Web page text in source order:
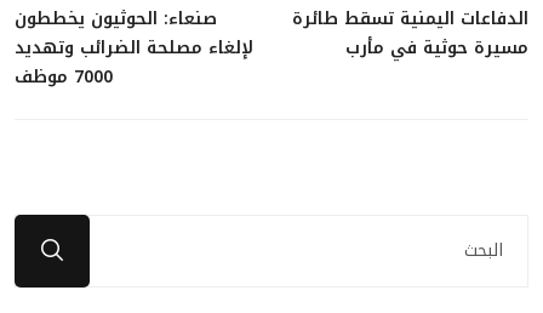
الدفاعات اليمنية تسقط طائرة
مسيرة حوثية في مأرب
صنعاء: الحوثيون يخططون
لإلغاء مصلحة الضرائب وتهديد
7000 موظف